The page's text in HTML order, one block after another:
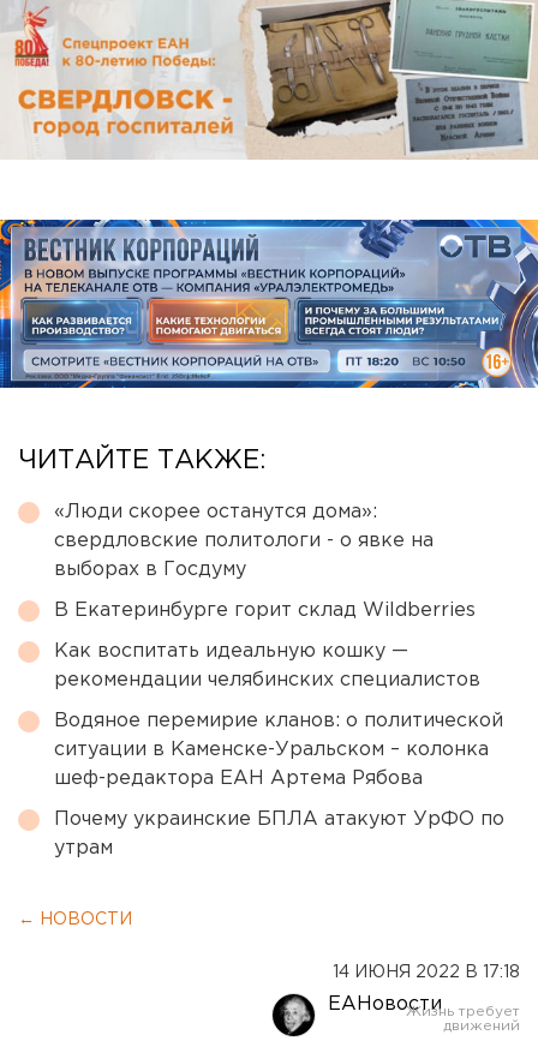
ЧИТАЙТЕ ТАКЖЕ:
«Люди скорее останутся дома»:
свердловские политологи - о явке на
выборах в Госдуму
В Екатеринбурге горит склад Wildberries
Как воспитать идеальную кошку —
рекомендации челябинских специалистов
Водяное перемирие кланов: о политической
ситуации в Каменске-Уральском – колонка
шеф-редактора ЕАН Артема Рябова
Почему украинские БПЛА атакуют УрФО по
утрам
← НОВОСТИ
14 ИЮНЯ 2022 В 17:18
ЕАНовости